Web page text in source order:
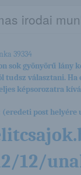
irodai
sok gyönyörű lány
tudsz választani. Ha
képsorozatra
post helyére
12/